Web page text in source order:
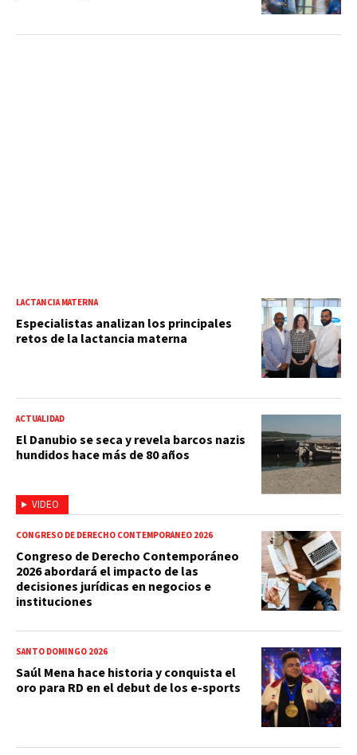
LACTANCIA MATERNA
Especialistas analizan los principales
retos de la lactancia materna
VIDEO
ACTUALIDAD
El Danubio se seca y revela barcos nazis
hundidos hace más de 80 años
CONGRESO DE DERECHO CONTEMPORÁNEO 2026
Congreso de Derecho Contemporáneo
2026 abordará el impacto de las
decisiones jurídicas en negocios e
instituciones
SANTO DOMINGO 2026
Saúl Mena hace historia y conquista el
oro para RD en el debut de los e-sports